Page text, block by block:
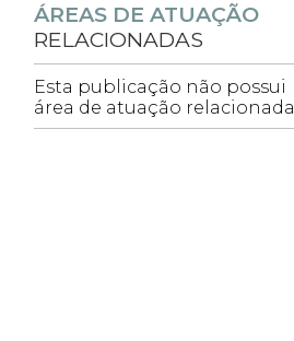
ÁREAS DE ATUAÇÃO
RELACIONADAS
Esta publicação não possui
área de atuação relacionada